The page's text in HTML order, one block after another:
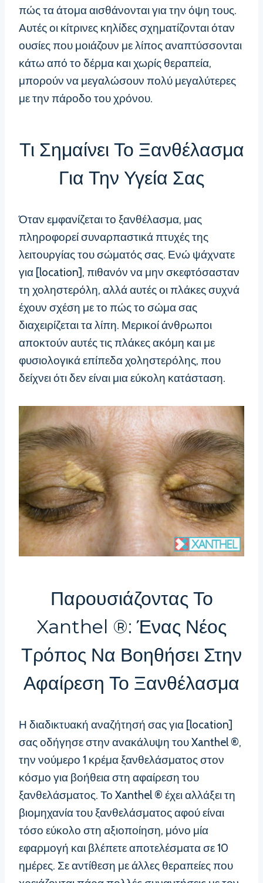
πώς τα άτομα αισθάνονται για την όψη τους.
Αυτές οι κίτρινες κηλίδες σχηματίζονται όταν
ουσίες που μοιάζουν με λίπος αναπτύσσονται
κάτω από το δέρμα και χωρίς θεραπεία,
μπορούν να μεγαλώσουν πολύ μεγαλύτερες
με την πάροδο του χρόνου.
Τι Σημαίνει Το Ξανθέλασμα
Για Την Υγεία Σας
Όταν εμφανίζεται το ξανθέλασμα, μας
πληροφορεί συναρπαστικά πτυχές της
λειτουργίας του σώματός σας. Ενώ ψάχνατε
για [location], πιθανόν να μην σκεφτόσασταν
τη χοληστερόλη, αλλά αυτές οι πλάκες συχνά
έχουν σχέση με το πώς το σώμα σας
διαχειρίζεται τα λίπη. Μερικοί άνθρωποι
αποκτούν αυτές τις πλάκες ακόμη και με
φυσιολογικά επίπεδα χοληστερόλης, που
δείχνει ότι δεν είναι μια εύκολη κατάσταση.
Παρουσιάζοντας Το
Xanthel ®: Ένας Νέος
Τρόπος Να Βοηθήσει Στην
Αφαίρεση Το Ξανθέλασμα
Η διαδικτυακή αναζήτησή σας για [location]
σας οδήγησε στην ανακάλυψη του Xanthel ®,
την νούμερο 1 κρέμα ξανθελάσματος στον
κόσμο για βοήθεια στη αφαίρεση του
ξανθελάσματος. Το Xanthel ® έχει αλλάξει τη
βιομηχανία του ξανθελάσματος αφού είναι
τόσο εύκολο στη αξιοποίηση, μόνο μία
εφαρμογή και βλέπετε αποτελέσματα σε 10
ημέρες. Σε αντίθεση με άλλες θεραπείες που